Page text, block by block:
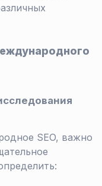
SEO, важно